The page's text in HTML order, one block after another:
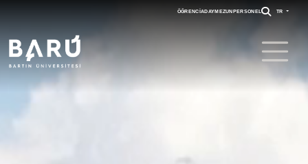
ÖĞRENCI ADAYMEZUN PERSONEL TR